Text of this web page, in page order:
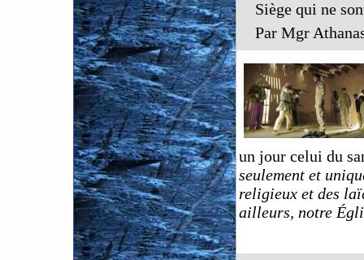
Siège qui ne
Par Mgr
un jour celui du
seulement et
religieux et des
ailleurs, notre